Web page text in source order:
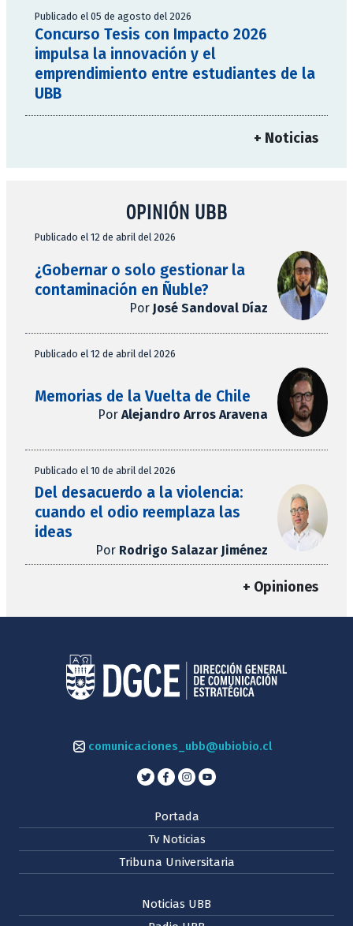
Publicado el 05 de agosto del 2026
Concurso Tesis con Impacto 2026
impulsa la innovación y el
emprendimiento entre estudiantes de la
UBB
+ Noticias
OPINIÓN UBB
Publicado el 12 de abril del 2026
¿Gobernar o solo gestionar la
contaminación en Ñuble?
Por José Sandoval Díaz
Publicado el 12 de abril del 2026
Memorias de la Vuelta de Chile
Por Alejandro Arros Aravena
Publicado el 10 de abril del 2026
Del desacuerdo a la violencia:
cuando el odio reemplaza las
ideas
Por Rodrigo Salazar Jiménez
+ Opiniones
comunicaciones_ubb@ubiobio.cl
Portada
Tv Noticias
Tribuna Universitaria
Noticias UBB